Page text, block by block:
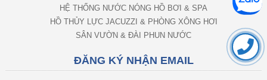
HỆ THỐNG NƯỚC NÓNG HỒ BƠI & SPA
HỒ THỦY LỰC JACUZZI & PHÒNG XÔNG HƠI
SÂN VƯỜN & ĐÀI PHUN NƯỚC
ĐĂNG KÝ NHẬN EMAIL